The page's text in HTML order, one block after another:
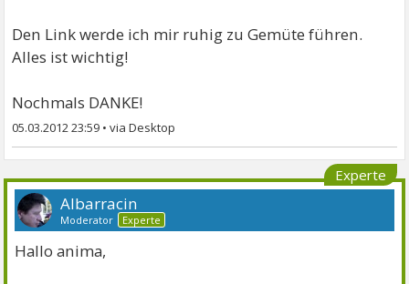
Den Link werde ich mir ruhig zu Gemüte führen.
Alles ist wichtig!
Nochmals DANKE!
05.03.2012 23:59 •
Experte
Albarracin
Moderator Experte
Hallo anima,